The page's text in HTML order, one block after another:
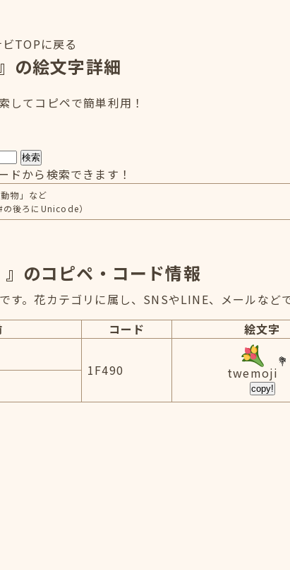
TOPに戻る
の絵文字詳細
してコピペで簡単利用！
検索
ドから検索できます！
物」など
後ろにUnicode）
』のコピペ・コード情報
す。花カテゴリに属し、SNSやLINE、メールなど
コード 絵文字
1F490
twemoji
copy!